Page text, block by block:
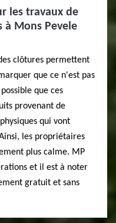
les travaux de
à Mons Pevele
clôtures permettent
que ce n'est pas
que ces
provenant de
qui vont
les propriétaires
plus calme. MP
et il est à noter
gratuit et sans